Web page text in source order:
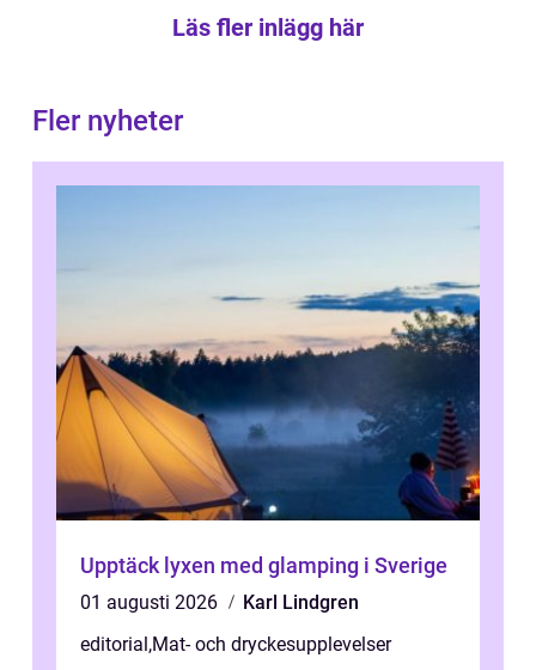
Läs fler inlägg här
Fler nyheter
Upptäck lyxen med glamping i Sverige
01 augusti 2026
Karl Lindgren
editorial ,Mat- och dryckesupplevelser